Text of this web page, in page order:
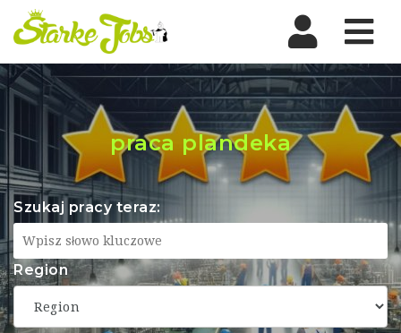
praca plandeka
Szukaj pracy teraz:
Region